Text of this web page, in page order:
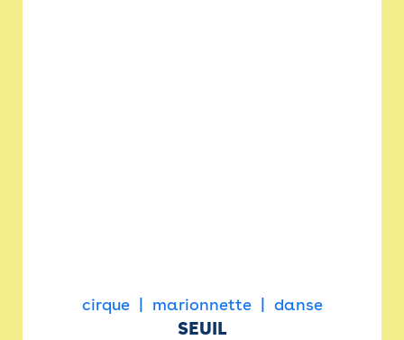
cirque marionnette danse
SEUIL